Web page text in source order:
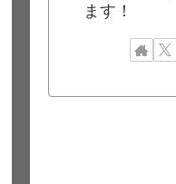
ます！